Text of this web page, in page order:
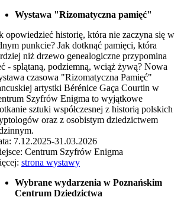
Wystawa "Rizomatyczna pamięć"
opowiedzieć historię, która nie zaczyna się w
punkcie? Jak dotknąć pamięci, która
niż drzewo genealogiczne przypomina
- splątaną, podziemną, wciąż żywą? Nowa
czasowa "Rizomatyczna Pamięć"
artystki Bérénice Gaça Courtin w
Szyfrów Enigma to wyjątkowe
sztuki współczesnej z historią polskich
oraz z osobistym dziedzictwem
7.12.2025-31.03.2026
Centrum Szyfrów Enigma
strona wystawy
Wybrane wydarzenia w Poznańskim
Centrum Dziedzictwa